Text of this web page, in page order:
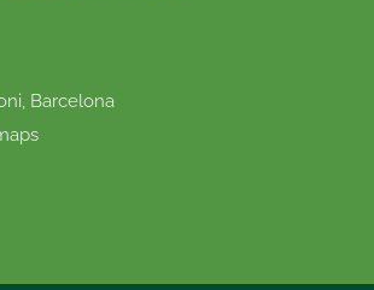
Barcelona